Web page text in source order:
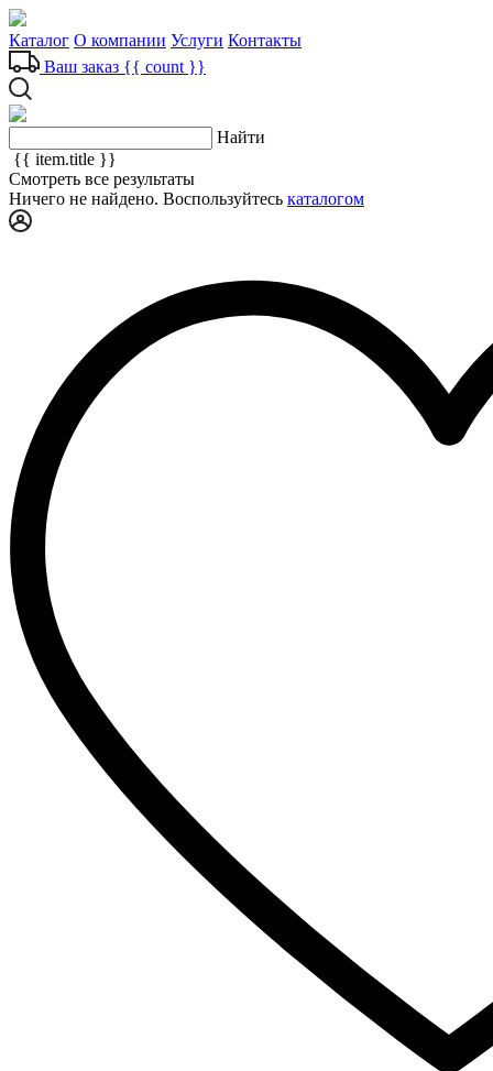
Каталог О компании Услуги Контакты
Ваш заказ {{ count }}
Найти
{{ item.title }}
Смотреть все результаты
Ничего не найдено. Воспользуйтесь каталогом